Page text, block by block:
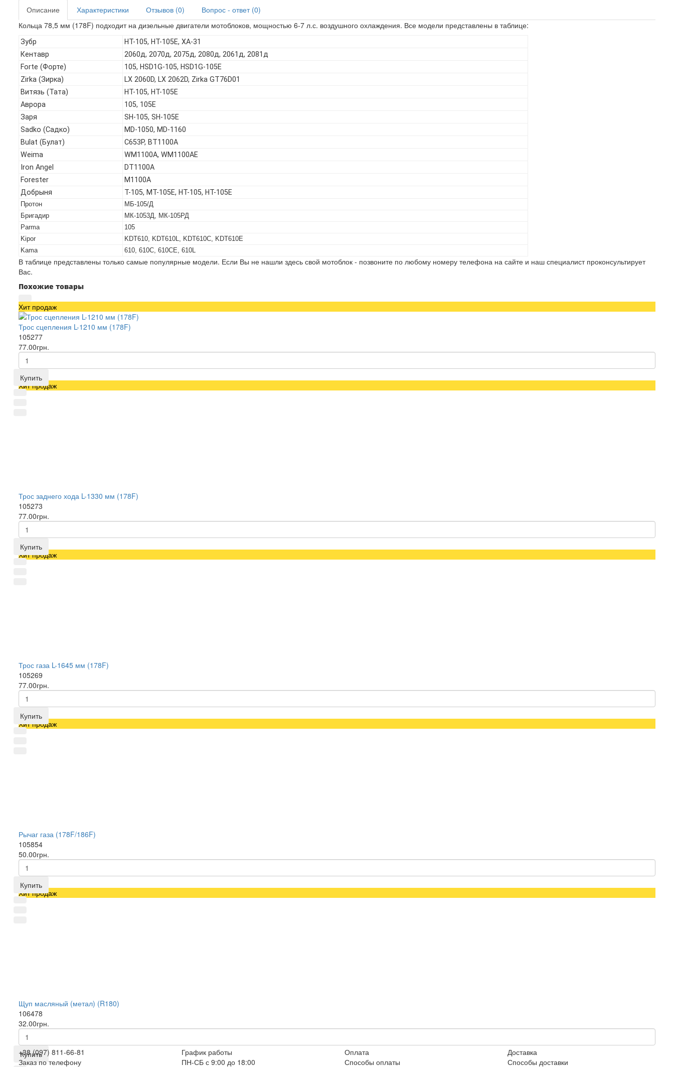
Описание
Характеристики Отзывов (0)
Вопрос - ответ (0)
Кольца 78,5 мм (178F) подходит на дизельные двигатели мотоблоков, мощностью 6-7 л.с. воздушного охлаждения. Все модели представлены в таблице:
Зубр
HT-105, HT-105E, ХА-31
Кентавр
2060д, 2070д, 2075д, 2080д, 2061д, 2081д
Forte (Форте)
105, HSD1G-105, HSD1G-105E
Zirka (Зирка)
LX 2060D, LX 2062D, Zirka GT76D01
Витязь (Тата)
HT-105, HT-105E
Аврора
105, 105Е
Заря
SH-105, SH-105E
Sadko (Садко)
MD-1050, MD-1160
Bulat (Булат)
C653P, BT1100A
Weima
WM1100A, WM1100AE
Iron Angel
DT1100A
Forester
M1100A
Добрыня
T-105, МТ-105Е, НТ-105, НТ-105Е
Протон
МБ-105/Д
Бригадир
МК-1053Д, МК-105РД
Parma
105
Kipor
KDT610, KDT610L, KDT610C, KDT610E
Kama
610, 610C, 610CE, 610L
В таблице представлены только самые популярные модели. Если Вы не нашли здесь свой мотоблок - позвоните по любому номеру телефона на сайте и наш специалист проконсультирует
Вас.
Похожие товары
Хит продаж
Трос сцепления L-1210 мм (178F)
105277
77.00грн.
Купить
Хит продаж
Трос заднего хода L-1330 мм (178F)
105273
77.00грн.
Купить
Хит продаж
Трос газа L-1645 мм (178F)
105269
77.00грн.
Купить
Хит продаж
Рычаг газа (178F/186F)
105854
50.00грн.
Купить
Хит продаж
Щуп масляный (метал) (R180)
106478
32.00грн.
Купить
+38 (097) 811-66-81
Заказ по телефону
График работы
ПН-СБ с 9:00 до 18:00
Оплата
Способы оплаты
Доставка
Способы доставки